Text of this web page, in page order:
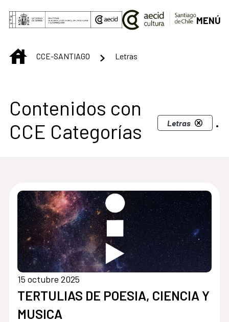
Saltar al contenido principal
MENÚ
INICIOCCE-SANTIAGO Letras
Centro Cultural de
Contenidos con
CCE Categorías
Letras .
15 octubre 2025
TERTULIAS DE POESIA, CIENCIA Y
MUSICA